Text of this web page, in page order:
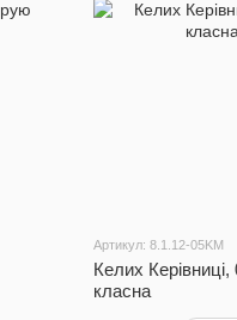
Артикул: 8.1.12-05KM
Келих
класна